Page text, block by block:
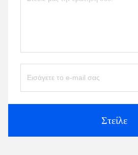
Στείλε